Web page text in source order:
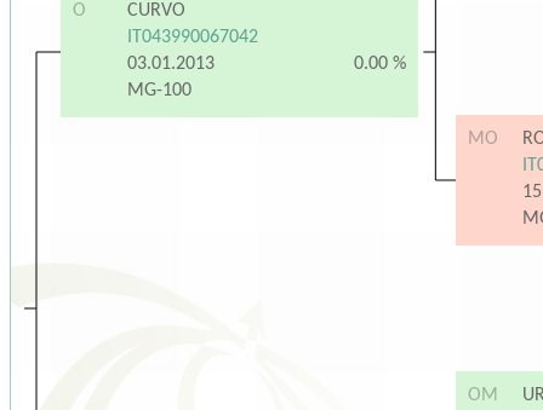
O
CURVO
IT043990067042
03.01.2013
0.00 %
MG-100
MO
OM